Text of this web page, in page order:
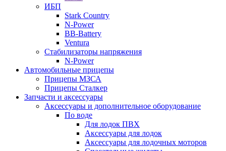
ИБП
Stark Country
N-Power
BB-Battery
Ventura
Стабилизаторы напряжения
N-Power
Автомобильные прицепы
Прицепы МЗСА
Прицепы Сталкер
Запчасти и аксессуары
Аксессуары и дополнительное оборудование
По воде
Для лодок ПВХ
Аксессуары для лодок
Аксессуары для лодочных моторов